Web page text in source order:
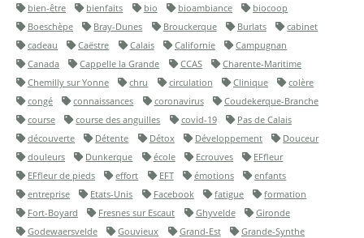
bien-être
bienfaits bio bioambiance
biocoop
Boeschèpe
Bray-Dunes Brouckerque Burlats
cabinet
cadeau
Caëstre Calais Californie
Campugnan
Canada
Cappelle la Grande CCAS
Charente-Maritime
Chemilly sur Yonne
chru circulation Clinique
colère
congé
connaissances coronavirus
Coudekerque-Branche
course
course des anguilles covid-19
Pas de Calais
découverte
Détente Détox Développement
Douceur
douleurs
Dunkerque école Ecrouves
EFfleur
EFfleur de pieds
effort EFT émotions
enfants
entreprise
Etats-Unis Facebook fatigue
formation
Fort-Boyard
Fresnes sur Escaut Ghyvelde
Gironde
Godewaersvelde
Gouvieux Grand-Est
Grande-Synthe